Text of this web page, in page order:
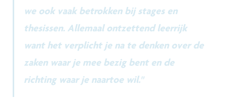
we ook vaak betrokken bij stages en
thesissen. Allemaal ontzettend leerrijk
want het verplicht je na te denken over de
zaken waar je mee bezig bent en de
richting waar je naartoe wil."